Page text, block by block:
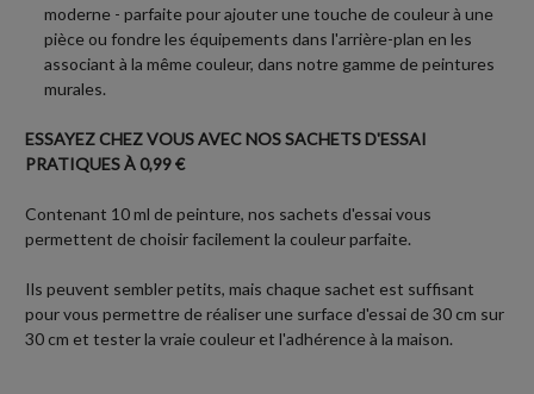
moderne - parfaite pour ajouter une touche de couleur à une
pièce ou fondre les équipements dans l'arrière-plan en les
associant à la même couleur, dans notre gamme de peintures
murales.
ESSAYEZ CHEZ VOUS AVEC NOS SACHETS D'ESSAI
PRATIQUES À 0,99 €
Contenant 10 ml de peinture, nos sachets d'essai vous
permettent de choisir facilement la couleur parfaite.
Ils peuvent sembler petits, mais chaque sachet est suffisant
pour vous permettre de réaliser une surface d'essai de 30 cm sur
30 cm et tester la vraie couleur et l'adhérence à la maison.